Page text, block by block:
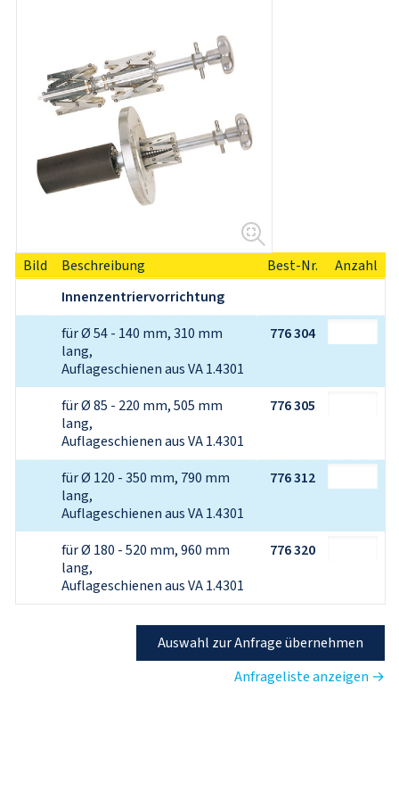
Bild Beschreibung Best-Nr.
Anzahl
Innenzentriervorrichtung
für Ø 54 - 140 mm, 310 mm
lang,
Auflageschienen aus VA 1.4301
776 304
für Ø 85 - 220 mm, 505 mm
lang,
Auflageschienen aus VA 1.4301
776 305
für Ø 120 - 350 mm, 790 mm
lang,
Auflageschienen aus VA 1.4301
776 312
für Ø 180 - 520 mm, 960 mm
lang,
Auflageschienen aus VA 1.4301
776 320
Auswahl zur Anfrage übernehmen
Anfrageliste anzeigen →